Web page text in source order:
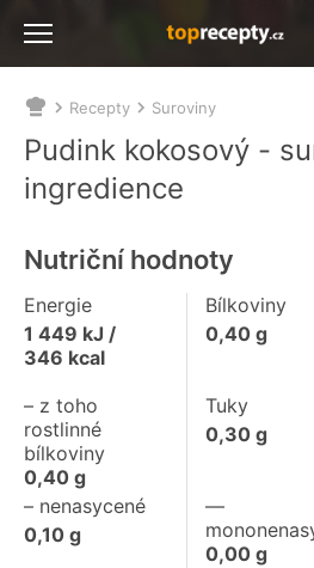
Nacházíte
se
zde:
Recepty Suroviny
Pudink kokosový -
ingredience
Nutriční hodnoty
Energie
1 449 kJ /
346 kcal
Bílkoviny
0,40g
– z toho
rostlinné
bílkoviny
0,40 g
Tuky
0,30g
– nenasycené
0,10 g
––
0,00g